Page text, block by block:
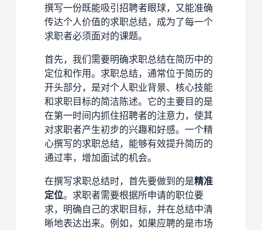
撰写一份既能吸引招聘者眼球，又能准确
传达个人价值的求职总结，成为了每一个
求职者必须面对的课题。
首先，我们需要明确求职总结在简历中的
定位和作用。求职总结，通常位于简历的
开头部分，是对个人职业背景、核心技能
和求职目标的简洁陈述。它的主要目的是
在第一时间内抓住招聘者的注意力，使其
对求职者产生初步的兴趣和好感。一个精
心撰写的求职总结，能够有效提升简历的
通过率，增加面试的机会。
在撰写求职总结时，首先要做到的是精准
定位。求职者需要根据所申请的职位要
求，明确自己的求职目标，并在总结中清
晰地表达出来。例如，如果应聘的是市场